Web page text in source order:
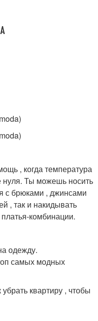
, когда температура
нуля. Ты можешь носить
с брюками , джинсами
, так и накидывать
комбинации.
квартиру , чтобы